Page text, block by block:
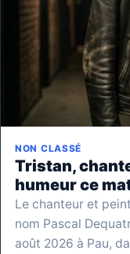
NON CLASSÉ
Tristan,
humeur ce
Le chanteur et
nom Pascal
août 2026 à Pau,